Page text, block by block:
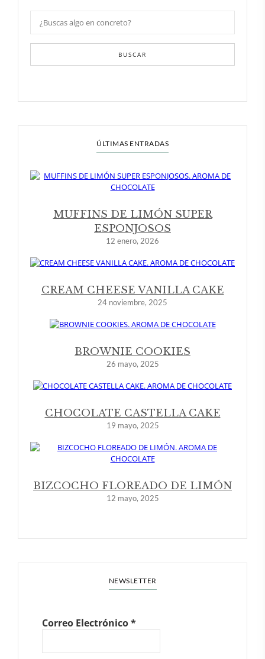
BUSCAR
ÚLTIMAS ENTRADAS
MUFFINS DE LIMÓN SUPER
ESPONJOSOS
12 enero, 2026
CREAM CHEESE VANILLA CAKE
24 noviembre, 2025
BROWNIE COOKIES
26 mayo, 2025
CHOCOLATE CASTELLA CAKE
19 mayo, 2025
BIZCOCHO FLOREADO DE LIMÓN
12 mayo, 2025
NEWSLETTER
Correo Electrónico*